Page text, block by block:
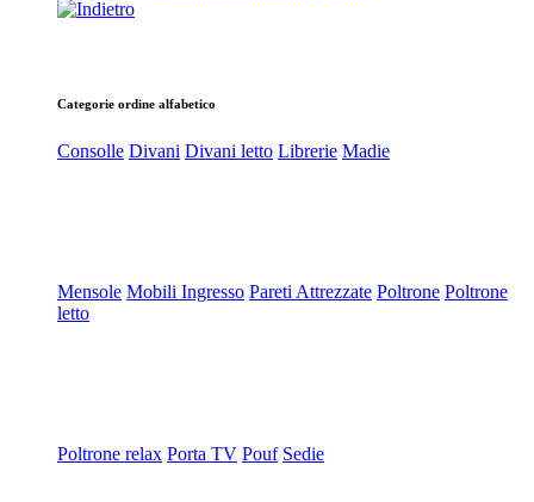
Categorie ordine alfabetico
Consolle Divani Divani letto Librerie Madie
Mensole Mobili Ingresso Pareti Attrezzate Poltrone Poltrone
letto
Poltrone relax Porta TV Pouf Sedie